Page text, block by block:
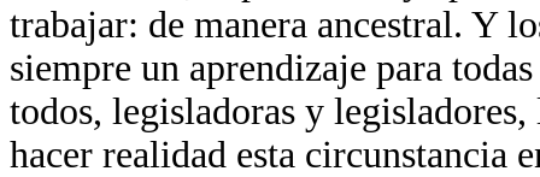
trabajar: de manera ancestral. Y
siempre un aprendizaje para
todos, legisladoras y
hacer realidad esta circunstancia